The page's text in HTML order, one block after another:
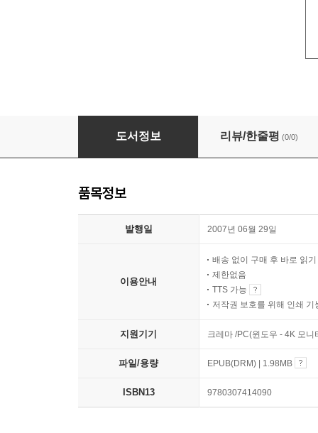
Tuesdays with Morrie
도서정보 리뷰/한줄평 (0/0)
품목정보
발행일 2007년 06월 29일
이용안내
배송 없이 구매 후 바로 읽기
제한없음
TTS 가능
저작권 보호를 위해 인쇄 기
지원기기 크레마 /PC(윈도우 - 4K 모
파일/용량 EPUB(DRM) | 1.98MB
ISBN13 9780307414090